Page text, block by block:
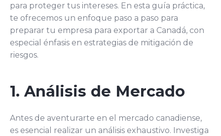
para proteger tus intereses. En esta guía práctica,
te ofrecemos un enfoque paso a paso para
preparar tu empresa para exportar a Canadá, con
especial énfasis en estrategias de mitigación de
riesgos.
1. Análisis de Mercado
Antes de aventurarte en el mercado canadiense,
es esencial realizar un análisis exhaustivo. Investiga